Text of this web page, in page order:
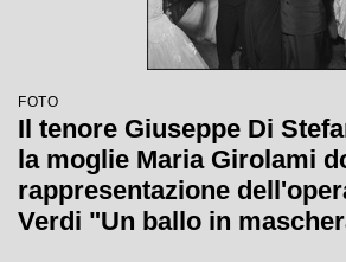
FOTO
Il tenore Giuseppe Di
la moglie Maria Girolami
rappresentazione
Verdi "Un ballo in